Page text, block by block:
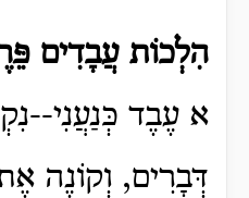
הִלְכוֹת עֲבָדִים
א עֶבֶד כְּנַעֲנִי--
דְּבָרִים, וְקוֹנֶה